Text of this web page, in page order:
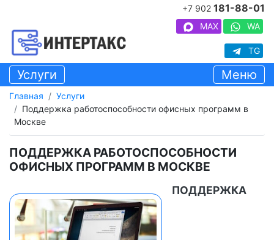
+7 902 181-88-01
MAX WA
TG
Услуги Меню
Главная
Услуги
Поддержка работоспособности офисных программ в
Москве
ПОДДЕРЖКА РАБОТОСПОСОБНОСТИ
ОФИСНЫХ ПРОГРАММ В МОСКВЕ
ПОДДЕРЖКА